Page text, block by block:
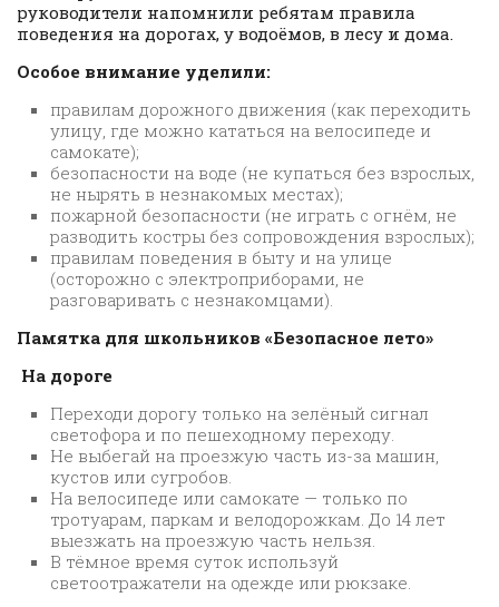
руководители напомнили ребятам правила
поведения на дорогах, у водоёмов, в лесу и дома.
Особое внимание уделили:
правилам дорожного движения (как переходить
улицу, где можно кататься на велосипеде и
самокате);
безопасности на воде (не купаться без взрослых,
не нырять в незнакомых местах);
пожарной безопасности (не играть с огнём, не
разводить костры без сопровождения взрослых);
правилам поведения в быту и на улице
(осторожно с электроприборами, не
разговаривать с незнакомцами).
Памятка для школьников «Безопасное лето»
На дороге
Переходи дорогу только на зелёный сигнал
светофора и по пешеходному переходу.
Не выбегай на проезжую часть из-за машин,
кустов или сугробов.
На велосипеде или самокате — только по
тротуарам, паркам и велодорожкам. До 14 лет
выезжать на проезжую часть нельзя.
В тёмное время суток используй
светоотражатели на одежде или рюкзаке.